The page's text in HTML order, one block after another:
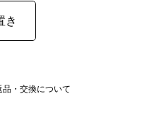
き
品・交換について